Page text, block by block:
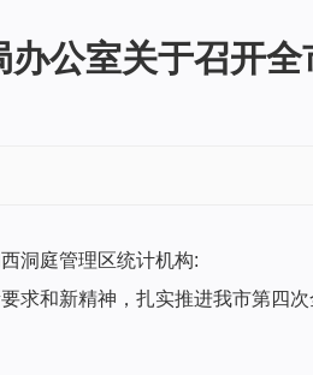
办公室关于召开
洞庭管理区统计机构:
求和新精神，扎实推进我市第四